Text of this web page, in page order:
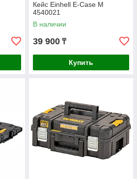
Кейс Einhell E-Case M
4540021
В наличии
39 900 ₸
Купить